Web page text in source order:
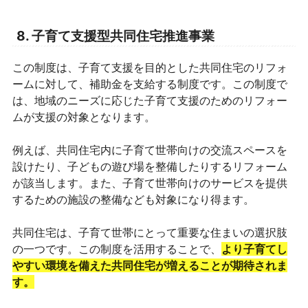
8. 子育て支援型共同住宅推進事業
この制度は、子育て支援を目的とした共同住宅のリフォ
ームに対して、補助金を支給する制度です。この制度で
は、地域のニーズに応じた子育て支援のためのリフォー
ムが支援の対象となります。
例えば、共同住宅内に子育て世帯向けの交流スペースを
設けたり、子どもの遊び場を整備したりするリフォーム
が該当します。また、子育て世帯向けのサービスを提供
するための施設の整備なども対象になり得ます。
共同住宅は、子育て世帯にとって重要な住まいの選択肢
の一つです。この制度を活用することで、 より子育てし
やすい環境を備えた共同住宅が増えることが期待されま
す。